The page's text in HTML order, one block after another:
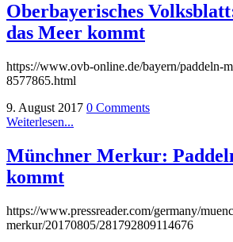
Oberbayerisches
das Meer kommt
https://www.ovb-online.de/bayern/paddeln-
8577865.html
9. August 2017 0 Comments
Weiterlesen...
Münchner Merkur:
kommt
https://www.pressreader.com/germany/
merkur/20170805/281792809114676